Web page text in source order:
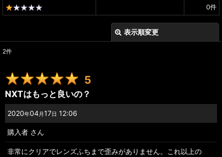
0件
表示順変更
期間:
画像:
星の数 :
2件
5
NXTはもっと良いの？
2020年04月 17日 12:06
購入者 さん
非常にクリアでレンズふちまで歪みがありません。これ以上の